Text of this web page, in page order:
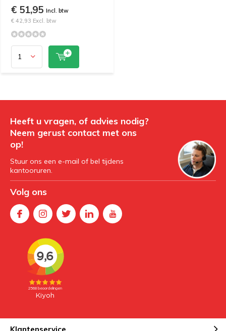
€ 51,95 Incl. btw
€ 42,93 Excl. btw
Heeft u vragen, of advies nodig?
Neem gerust contact met ons
op!
Stuur ons een e-mail of bel tijdens
kantooruren.
Volg ons